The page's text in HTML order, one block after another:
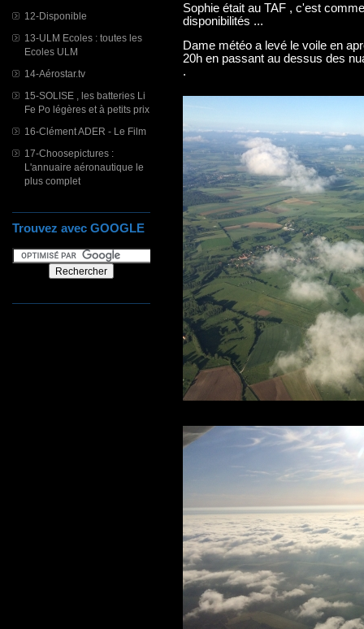
12-Disponible
13-ULM Ecoles : toutes les
Ecoles ULM
14-Aérostar.tv
15-SOLISE , les batteries Li
Fe Po légères et à petits prix
16-Clément ADER - Le Film
17-Choosepictures :
L'annuaire aéronautique le
plus complet
Trouvez avec GOOGLE
Sophie était au TAF , c'est
disponibilités ...
Dame météo a levé le voile en
20h en passant au dessus des
.